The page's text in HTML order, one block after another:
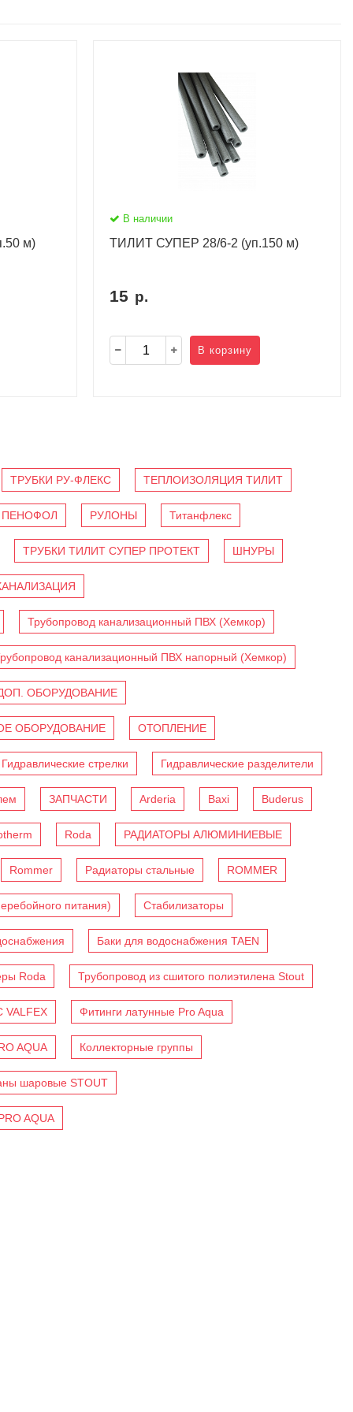
м)
В наличии
ТИЛИТ СУПЕР 28/6-2 (уп.150 м)
15 р.
В корзину
ТРУБКИ РУ-ФЛЕКС ТЕПЛОИЗОЛЯЦИЯ ТИЛИТ
ПЕНОФОЛ РУЛОНЫ Титанфлекс
ТРУБКИ ТИЛИТ СУПЕР ПРОТЕКТ ШНУРЫ
Трубопровод канализационный ПВХ (Хемкор)
канализационный ПВХ напорный (Хемкор)
ОБОРУДОВАНИЕ
ОБОРУДОВАНИЕ ОТОПЛЕНИЕ
Гидравлические стрелки Гидравлические разделители
ЗАПЧАСТИ Arderia Baxi Buderus
Roda РАДИАТОРЫ АЛЮМИНИЕВЫЕ
Rommer Радиаторы стальные ROMMER
питания) Стабилизаторы
Баки для водоснабжения TAEN
Roda Трубопровод из сшитого полиэтилена Stout
VALFEX Фитинги латунные Pro Aqua
AQUA Коллекторные группы
шаровые STOUT
AQUA